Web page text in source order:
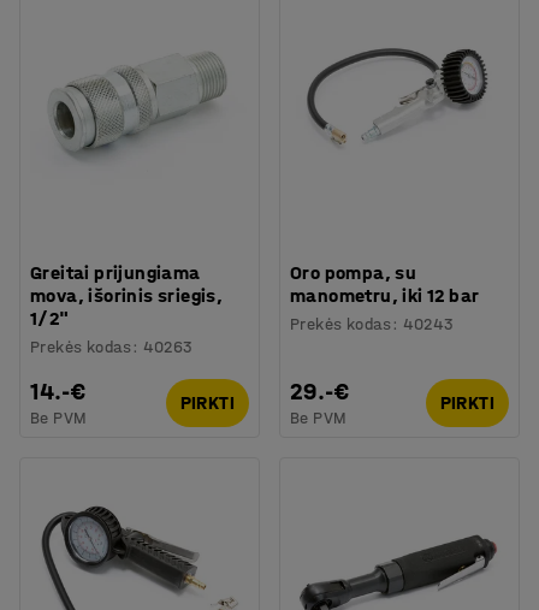
Greitai prijungiama
mova, išorinis sriegis,
1/2"
Prekės kodas : 40263
14.-€
Be PVM
PIRKTI
Oro pompa, su
manometru, iki 12 bar
Prekės kodas : 40243
29.-€
Be PVM
PIRKTI